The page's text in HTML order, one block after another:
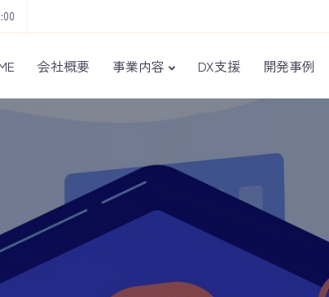
会社概要 事業内容 DX支援 開発事例